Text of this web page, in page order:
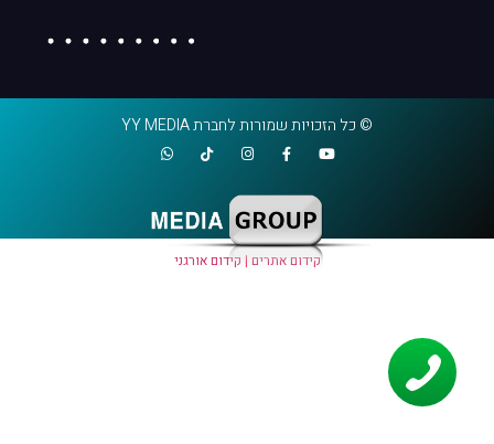
© כל הזכויות שמורות לחברת YY MEDIA
קידום אתרים | קידום אורגני